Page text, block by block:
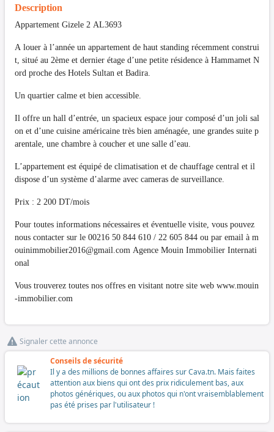
Description
Appartement Gizele 2 AL3693
A louer à l’année un appartement de haut standing récemment construi
t, situé au 2ème et dernier étage d’une petite résidence à Hammamet N
ord proche des Hotels Sultan et Badira.
Un quartier calme et bien accessible.
Il offre un hall d’entrée, un spacieux espace jour composé d’un joli sal
on et d’une cuisine américaine très bien aménagée, une grandes suite p
arentale, une chambre à coucher et une salle d’eau.
L’appartement est équipé de climatisation et de chauffage central et il
dispose d’un système d’alarme avec cameras de surveillance.
Prix : 2 200 DT/mois
Pour toutes informations nécessaires et éventuelle visite, vous pouvez
nous contacter sur le 00216 50 844 610 / 22 605 844 ou par email à m
ouinimmobilier2016@gmail.com Agence Mouin Immobilier Internati
onal
Vous trouverez toutes nos offres en visitant notre site web www.mouin
-immobilier.com
Signaler cette annonce
Conseils de sécurité
Il y a des millions de bonnes affaires sur Cava.tn. Mais faites
attention aux biens qui ont des prix ridiculement bas, aux
photos génériques, ou aux photos qui n'ont vraisemblablement
pas été prises par l'utilisateur !